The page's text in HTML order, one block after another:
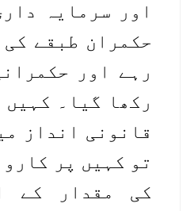
اور سرمایہ
حکمران طبقے
رہے اور
رکھا گیا۔
قانونی انداز
تو کہیں پر
کی مقدار کے